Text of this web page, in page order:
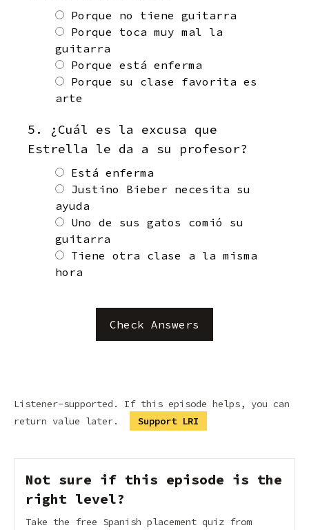
Porque no tiene guitarra
Porque toca muy mal la
guitarra
Porque está enferma
Porque su clase favorita es
arte
5. ¿Cuál es la excusa que
Estrella le da a su profesor?
Está enferma
Justino Bieber necesita su
ayuda
Uno de sus gatos comió su
guitarra
Tiene otra clase a la misma
hora
Check Answers
Listener-supported. If this episode helps, you can
return value later.
Support LRI
Not sure if this episode is the
right level?
Take the free Spanish placement quiz from